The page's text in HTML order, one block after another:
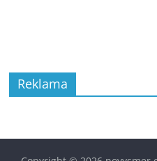
Reklama